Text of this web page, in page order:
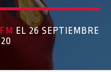
EL 26 SEPTIEMBRE